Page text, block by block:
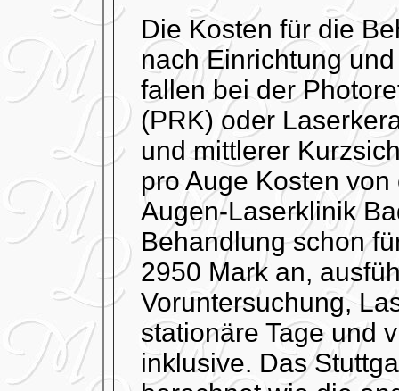
Die Kosten für die
nach Einrichtung
fallen bei der
(PRK) oder
und mittlerer
pro Auge Kosten
Augen-Laserklinik
Behandlung schon
2950 Mark an,
Voruntersuchung,
stationäre Tage und
inklusive. Das